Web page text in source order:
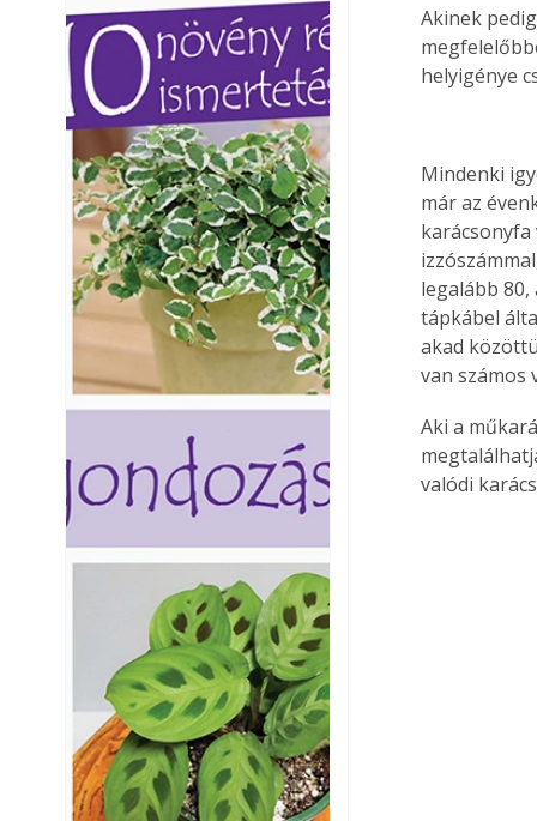
Akinek
helyigénye
Mindenki
már az
karácsonyfa
legalább 80,
tápkábel
akad
van számos
Aki a
valódi